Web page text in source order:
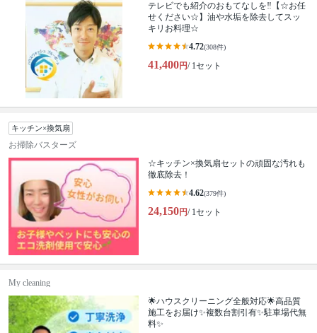
テレビでも紹介のおもてなしを‼【☆お任
せください☆】油や水垢を除去してスッ
キリお料理☆
4.72(308件)
41,400円/ 1セット
キッチン×換気扇
お掃除バスターズ
☆キッチン×換気扇セットの頑固な汚れも
徹底除去！
4.62(379件)
24,150円/ 1セット
My cleaning
🌟ハウスクリーニング全般対応🌟高品質
施工をお届け✨複数台割引有✨駐車場代無
料✨